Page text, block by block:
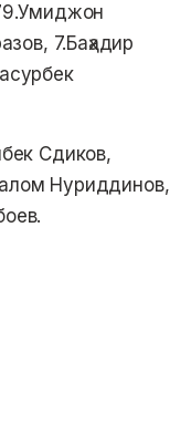
7.Баҳадир
Сдиков,
Нуриддинов,